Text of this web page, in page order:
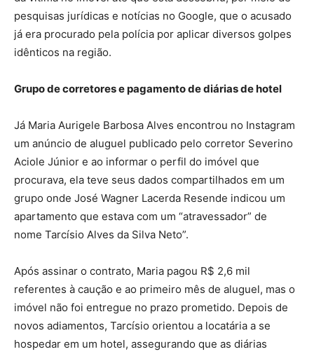
pesquisas jurídicas e notícias no Google, que o acusado
já era procurado pela polícia por aplicar diversos golpes
idênticos na região.
Grupo de corretores e pagamento de diárias de hotel
Já Maria Aurigele Barbosa Alves encontrou no Instagram
um anúncio de aluguel publicado pelo corretor Severino
Aciole Júnior e ao informar o perfil do imóvel que
procurava, ela teve seus dados compartilhados em um
grupo onde José Wagner Lacerda Resende indicou um
apartamento que estava com um “atravessador” de
nome Tarcísio Alves da Silva Neto”.
Após assinar o contrato, Maria pagou R$ 2,6 mil
referentes à caução e ao primeiro mês de aluguel, mas o
imóvel não foi entregue no prazo prometido. Depois de
novos adiamentos, Tarcísio orientou a locatária a se
hospedar em um hotel, assegurando que as diárias